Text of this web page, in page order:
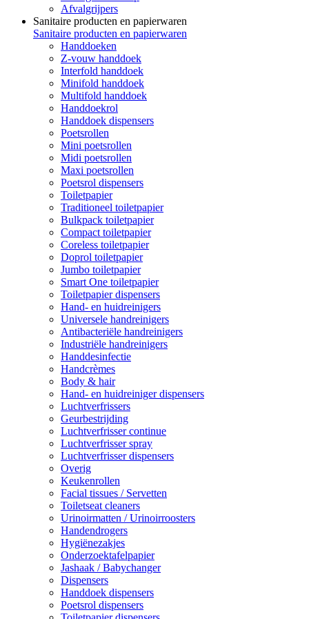
Afvalgrijpers
Sanitaire producten en papierwaren
Sanitaire producten en papierwaren
Handdoeken
Z-vouw handdoek
Interfold handdoek
Minifold handdoek
Multifold handdoek
Handdoekrol
Handdoek dispensers
Poetsrollen
Mini poetsrollen
Midi poetsrollen
Maxi poetsrollen
Poetsrol dispensers
Toiletpapier
Traditioneel toiletpapier
Bulkpack toiletpapier
Compact toiletpapier
Coreless toiletpapier
Doprol toiletpapier
Jumbo toiletpapier
Smart One toiletpapier
Toiletpapier dispensers
Hand- en huidreinigers
Universele handreinigers
Antibacteriële handreinigers
Industriële handreinigers
Handdesinfectie
Handcrèmes
Body & hair
Hand- en huidreiniger dispensers
Luchtverfrissers
Geurbestrijding
Luchtverfrisser continue
Luchtverfrisser spray
Luchtverfrisser dispensers
Overig
Keukenrollen
Facial tissues / Servetten
Toiletseat cleaners
Urinoirmatten / Urinoirroosters
Handendrogers
Hygiënezakjes
Onderzoektafelpapier
Jashaak / Babychanger
Dispensers
Handdoek dispensers
Poetsrol dispensers